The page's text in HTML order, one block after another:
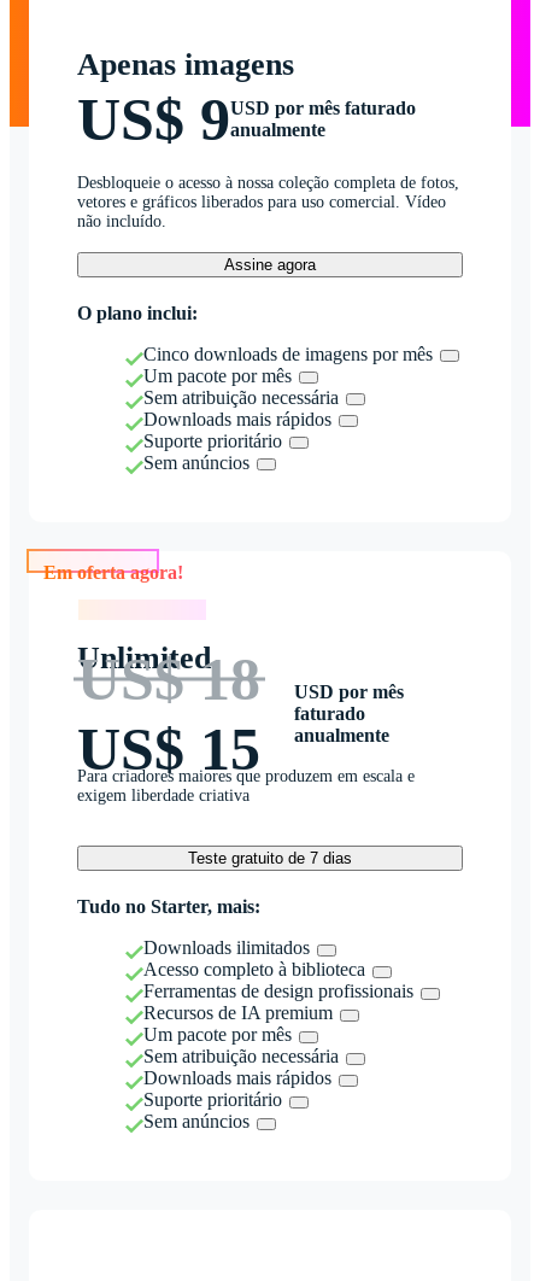
Apenas imagens
US$ 9USD por mês faturado
anualmente
Desbloqueie o acesso à nossa coleção completa de fotos,
vetores e gráficos liberados para uso comercial. Vídeo
não incluído.
Assine agora
O plano inclui:
Cinco downloads de imagens por mês
Um pacote por mês
Sem atribuição necessária
Downloads mais rápidos
Suporte prioritário
Sem anúncios
Unlimited
US$ 18
US$ 15
USD por mês
faturado
anualmente
Para criadores maiores que produzem em escala e
exigem liberdade criativa
Teste gratuito de 7 dias
Tudo no Starter, mais:
Downloads ilimitados
Acesso completo à biblioteca
Ferramentas de design profissionais
Recursos de IA premium
Um pacote por mês
Sem atribuição necessária
Downloads mais rápidos
Suporte prioritário
Sem anúncios